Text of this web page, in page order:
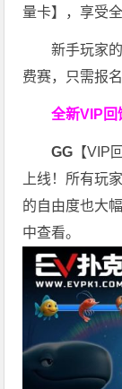
量卡】，享受
新手玩家
费赛，只需报
全新VIP回
GG 【VIP
上线！所有玩
的自由度也大
中查看。